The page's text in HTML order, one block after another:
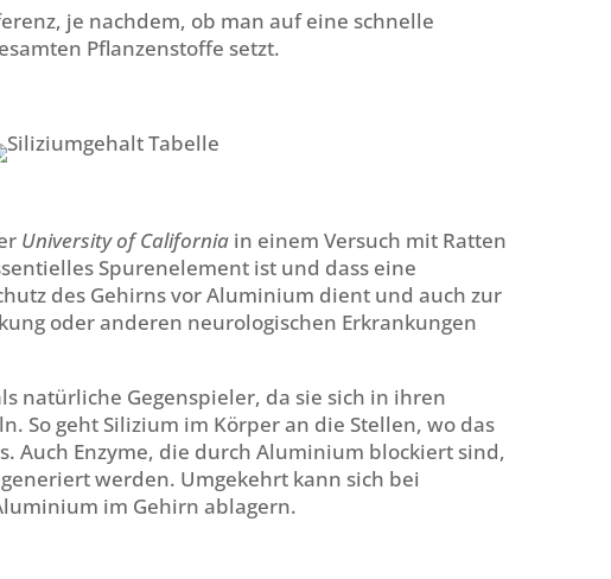
je nachdem, ob man auf eine schnelle
Pflanzenstoffe setzt.
University of California in einem Versuch mit Ratten
Spurenelement ist und dass eine
des Gehirns vor Aluminium dient und auch zur
oder anderen neurologischen Erkrankungen
natürliche Gegenspieler, da sie sich in ihren
So geht Silizium im Körper an die Stellen, wo das
Auch Enzyme, die durch Aluminium blockiert sind,
werden. Umgekehrt kann sich bei
im Gehirn ablagern.